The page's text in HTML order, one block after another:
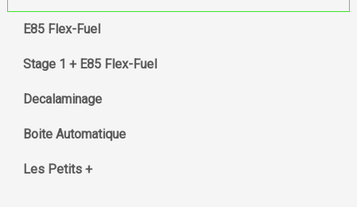
E85 Flex-Fuel
Stage 1 + E85 Flex-Fuel
Decalaminage
Boite Automatique
Les Petits +